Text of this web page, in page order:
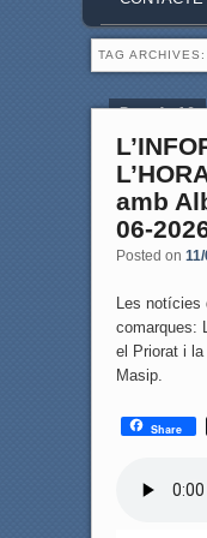
TAG ARCHIVES:
Page 1 of 6
amb
06-
Posted on
Les notícies
comarques:
el Priorat i la
Masip.
Share